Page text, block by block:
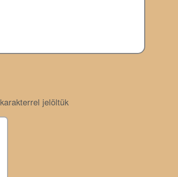
karakterrel jelöltük